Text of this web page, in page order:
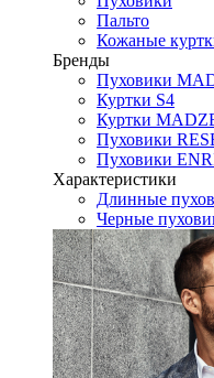
Пальто
Кожаные
Бренды
Пуховики
Куртки S4
Куртки
Пуховики
Пуховики
Характеристики
Длинные
Черные